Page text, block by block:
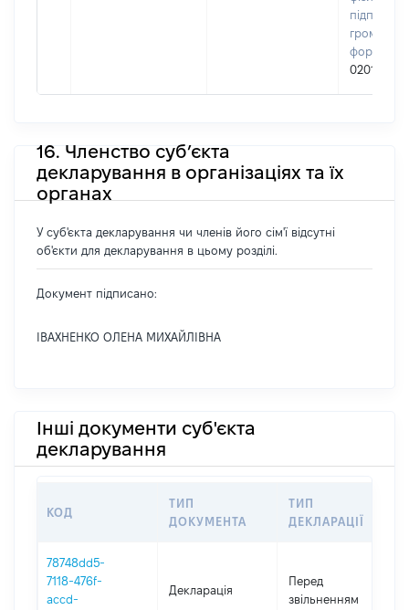
02010741
16. Членство суб’єкта
декларування в організаціях та їх
органах
У суб'єкта декларування чи членів його сім'ї відсутні
об'єкти для декларування в цьому розділі.
Документ підписано:
ІВАХНЕНКО ОЛЕНА МИХАЙЛІВНА
Інші документи суб'єкта
декларування
КОД
ТИП
ДОКУМЕНТА
ТИП
ДЕКЛАРАЦІЇ
78748dd5-
7118-476f-
accd-
Декларація
Перед
звільненням